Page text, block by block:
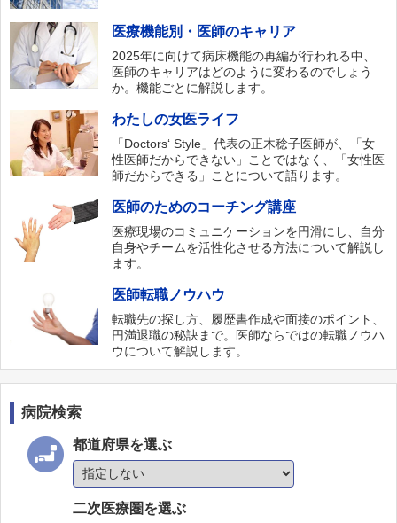
医療機能別・医師のキャリア
2025年に向けて病床機能の再編が行われる中、
医師のキャリアはどのように変わるのでしょう
か。機能ごとに解説します。
わたしの女医ライフ
「Doctors‘ Style」代表の正木稔子医師が、「女
性医師だからできない」ことではなく、「女性医
師だからできる」ことについて語ります。
医師のためのコーチング講座
医療現場のコミュニケーションを円滑にし、自分
自身やチームを活性化させる方法について解説し
ます。
医師転職ノウハウ
転職先の探し方、履歴書作成や面接のポイント、
円満退職の秘訣まで。医師ならではの転職ノウハ
ウについて解説します。
病院検索
都道府県を選ぶ
二次医療圏を選ぶ